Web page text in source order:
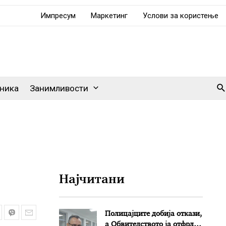
Импресум Маркетинг Услови за користење
Занимливости
Најчитани
Полицајците добија откази,
а Обвителството ја отфрли